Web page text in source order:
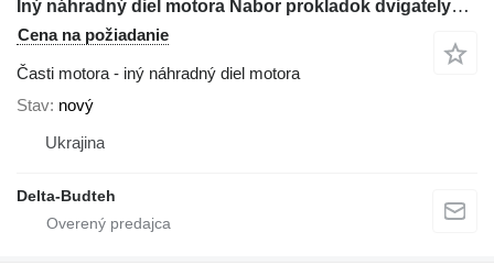
Iný náhradný diel motora Nabor prokladok dvigatelya na kolesového nakladača Komatsu WA380
Cena na požiadanie
Časti motora - iný náhradný diel motora
Stav nový
Ukrajina
Delta-Budteh